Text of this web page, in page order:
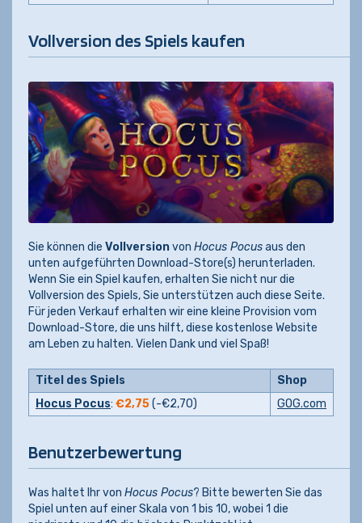
Vollversion des Spiels kaufen
Sie können die Vollversionvon Hocus Pocusaus den
unten aufgeführten Download-Store(s) herunterladen.
Wenn Sie ein Spiel kaufen, erhalten Sie nicht nur die
Vollversion des Spiels, Sie unterstützen auch diese Seite.
Für jeden Verkauf erhalten wir eine kleine Provision vom
Download-Store, die uns hilft, diese kostenlose Website
am Leben zu halten. Vielen Dank und viel Spaß!
Titel des Spiels
Shop
Hocus Pocus: €2,75(-€2,70) GOG.com
Benutzerbewertung
Was haltet Ihr von Hocus Pocus? Bitte bewerten Sie das
Spiel unten auf einer Skala von 1 bis 10, wobei 1 die